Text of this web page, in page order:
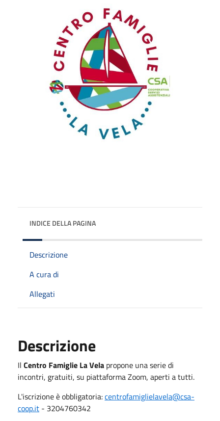
INDICE DELLA PAGINA
Descrizione
A cura di
Allegati
Descrizione
Il Centro Famiglie La Vela propone una serie di
incontri, gratuiti, su piattaforma Zoom, aperti a tutti.
L'iscrizione è obbligatoria:centrofamiglielavela@csa-
coop.it - 3204760342